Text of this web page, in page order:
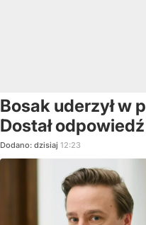
Bosak uderzył w
Dostał odpowiedź
Dodano: dzisiaj 12:23